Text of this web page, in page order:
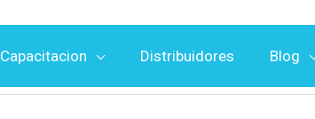
Capacitacion Distribuidores Blog